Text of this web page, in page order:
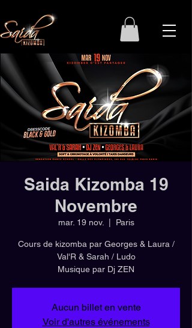
Saida Kizomba 19
Novembre
mar. 19 nov. Paris
Cours de kizomba par Georges & Laura /
Val'R & Sarah / Ludo
Musique par Dj ZEN
Aucun billet en vente
Voir d'autres événements